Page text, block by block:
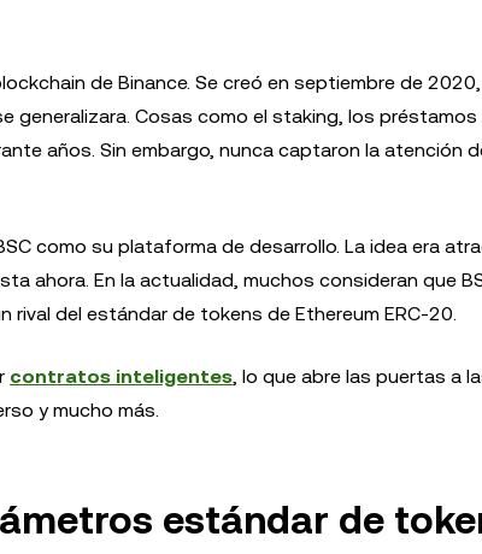
de Binance. Se creó en septiembre de
generalizara. Cosas como el staking, los
años. Sin embargo, nunca captaron la atención
como su plataforma de desarrollo. La idea era
ahora. En la actualidad, muchos consideran que
rival del estándar de tokens de Ethereum ERC-20.
contratos inteligentes, lo que abre las puertas a
y mucho más.
estándar de